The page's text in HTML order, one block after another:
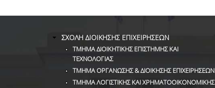
ΣΧΟΛΗ ΔΙΟΙΚΗΣΗΣ ΕΠΙΧΕΙΡΗΣΕΩΝ
ΤΜΗΜΑ ΔΙΟΙΚΗΤΙΚΗΣ ΕΠΙΣΤΗΜΗΣ ΚΑΙ
ΤΕΧΝΟΛΟΓΙΑΣ
ΤΜΗΜΑ ΟΡΓΑΝΩΣΗΣ & ΔΙΟΙΚΗΣΗΣ ΕΠΙΧΕΙΡΗΣΕΩΝ
ΤΜΗΜΑ ΛΟΓΙΣΤΙΚΗΣ ΚΑΙ ΧΡΗΜΑΤΟΟΙΚΟΝΟΜΙΚΗΣ